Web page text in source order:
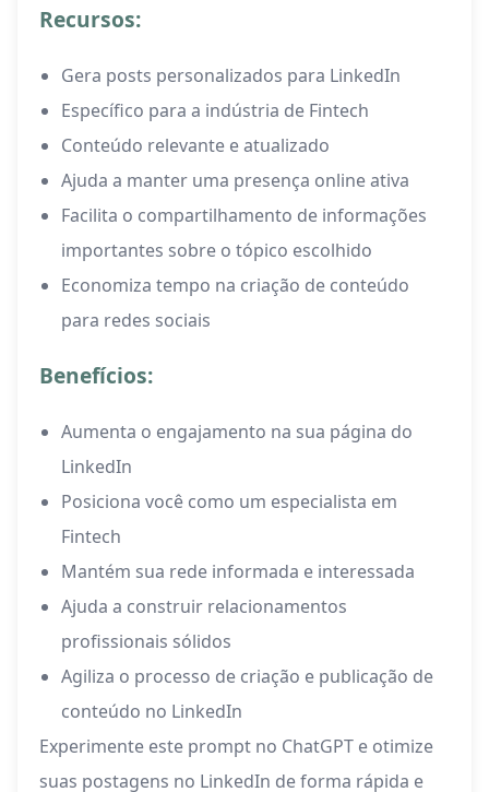
Recursos:
Gera posts personalizados para LinkedIn
Específico para a indústria de Fintech
Conteúdo relevante e atualizado
Ajuda a manter uma presença online ativa
Facilita o compartilhamento de informações
importantes sobre o tópico escolhido
Economiza tempo na criação de conteúdo
para redes sociais
Benefícios:
Aumenta o engajamento na sua página do
LinkedIn
Posiciona você como um especialista em
Fintech
Mantém sua rede informada e interessada
Ajuda a construir relacionamentos
profissionais sólidos
Agiliza o processo de criação e publicação de
conteúdo no LinkedIn
Experimente este prompt no ChatGPT e otimize
suas postagens no LinkedIn de forma rápida e